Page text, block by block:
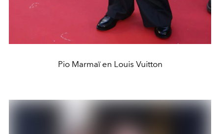
Pio Marmaï en Louis Vuitton